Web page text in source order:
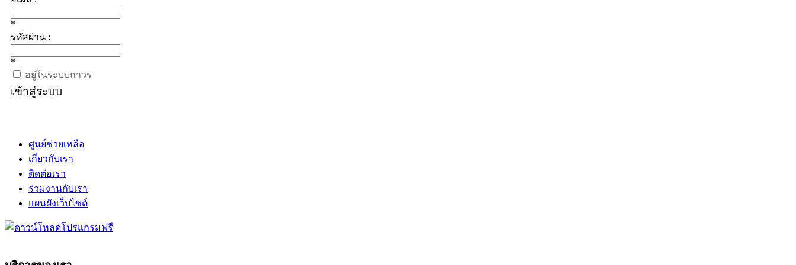
*
รหัสผ่าน :
*
อยู่ในระบบถาวร
เข้าสู่ระบบ
ศูนย์ช่วยเหลือ
เกี่ยวกับเรา
ติดต่อเรา
ร่วมงานกับเรา
แผนผังเว็บไซต์